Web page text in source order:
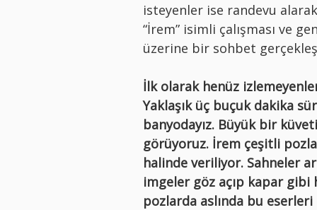
isteyenler ise randevu
“İrem” isimli çalışması ve
üzerine bir sohbet
İlk olarak henüz
Yaklaşık üç buçuk dakika
banyodayız. Büyük bir
görüyoruz. İrem çeşitli
halinde veriliyor. Sahneler
imgeler göz açıp kapar gibi
pozlarda aslında bu eserleri